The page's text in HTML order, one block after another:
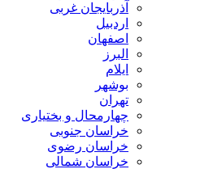
آذربایجان غربی
اردبیل
اصفهان
البرز
ایلام
بوشهر
تهران
چهارمحال و بختیاری
خراسان جنوبی
خراسان رضوی
خراسان شمالی